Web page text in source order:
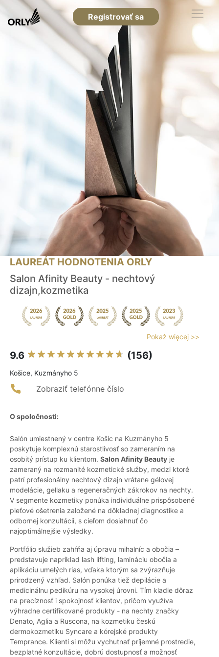
Registrovať sa
LAUREÁT HODNOTENIA ORLY
Salon Afinity Beauty - nechtový
dizajn,kozmetika
Pokaż więcej >>
9.6 (156)
Košice, Kuzmányho 5
Zobraziť telefónne číslo
O spoločnosti:
Salón umiestnený v centre Košíc na Kuzmányho 5
poskytuje komplexnú starostlivosť so zameraním na
osobitý prístup ku klientom. Salon Afinity Beauty je
zameraný na rozmanité kozmetické služby, medzi ktoré
patrí profesionálny nechtový dizajn vrátane gélovej
modelácie, gellaku a regeneračných zákrokov na nechty.
V segmente kozmetiky ponúka individuálne prispôsobené
pleťové ošetrenia založené na dôkladnej diagnostike a
odbornej konzultácii, s cieľom dosiahnuť čo
najoptimálnejšie výsledky.
Portfólio služieb zahŕňa aj úpravu mihalníc a obočia –
predstavuje napríklad lash lifting, lamináciu obočia a
aplikáciu umelých rias, vďaka ktorým sa zvýrazňuje
prirodzený vzhľad. Salón ponúka tiež depilácie a
medicinálnu pedikúru na vysokej úrovni. Tím kladie dôraz
na precíznosť i spokojnosť klientov, pričom využíva
výhradne certifikované produkty - na nechty značky
Denato, Aglia a Ruscona, na kozmetiku českú
dermokozmetiku Syncare a kórejské produkty
Temprance. Klienti si môžu vychutnať príjemné prostredie,
bezplatné konzultácie, dobrú dostupnosť a možnosť